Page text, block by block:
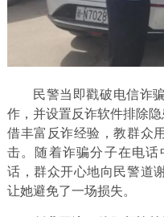
民警当即戳破电信诈
作，并设置反诈软件排除
借丰富反诈经验，教群众
击。随着诈骗分子在电
话，群众开心地向民警道
让她避免了一场损失。